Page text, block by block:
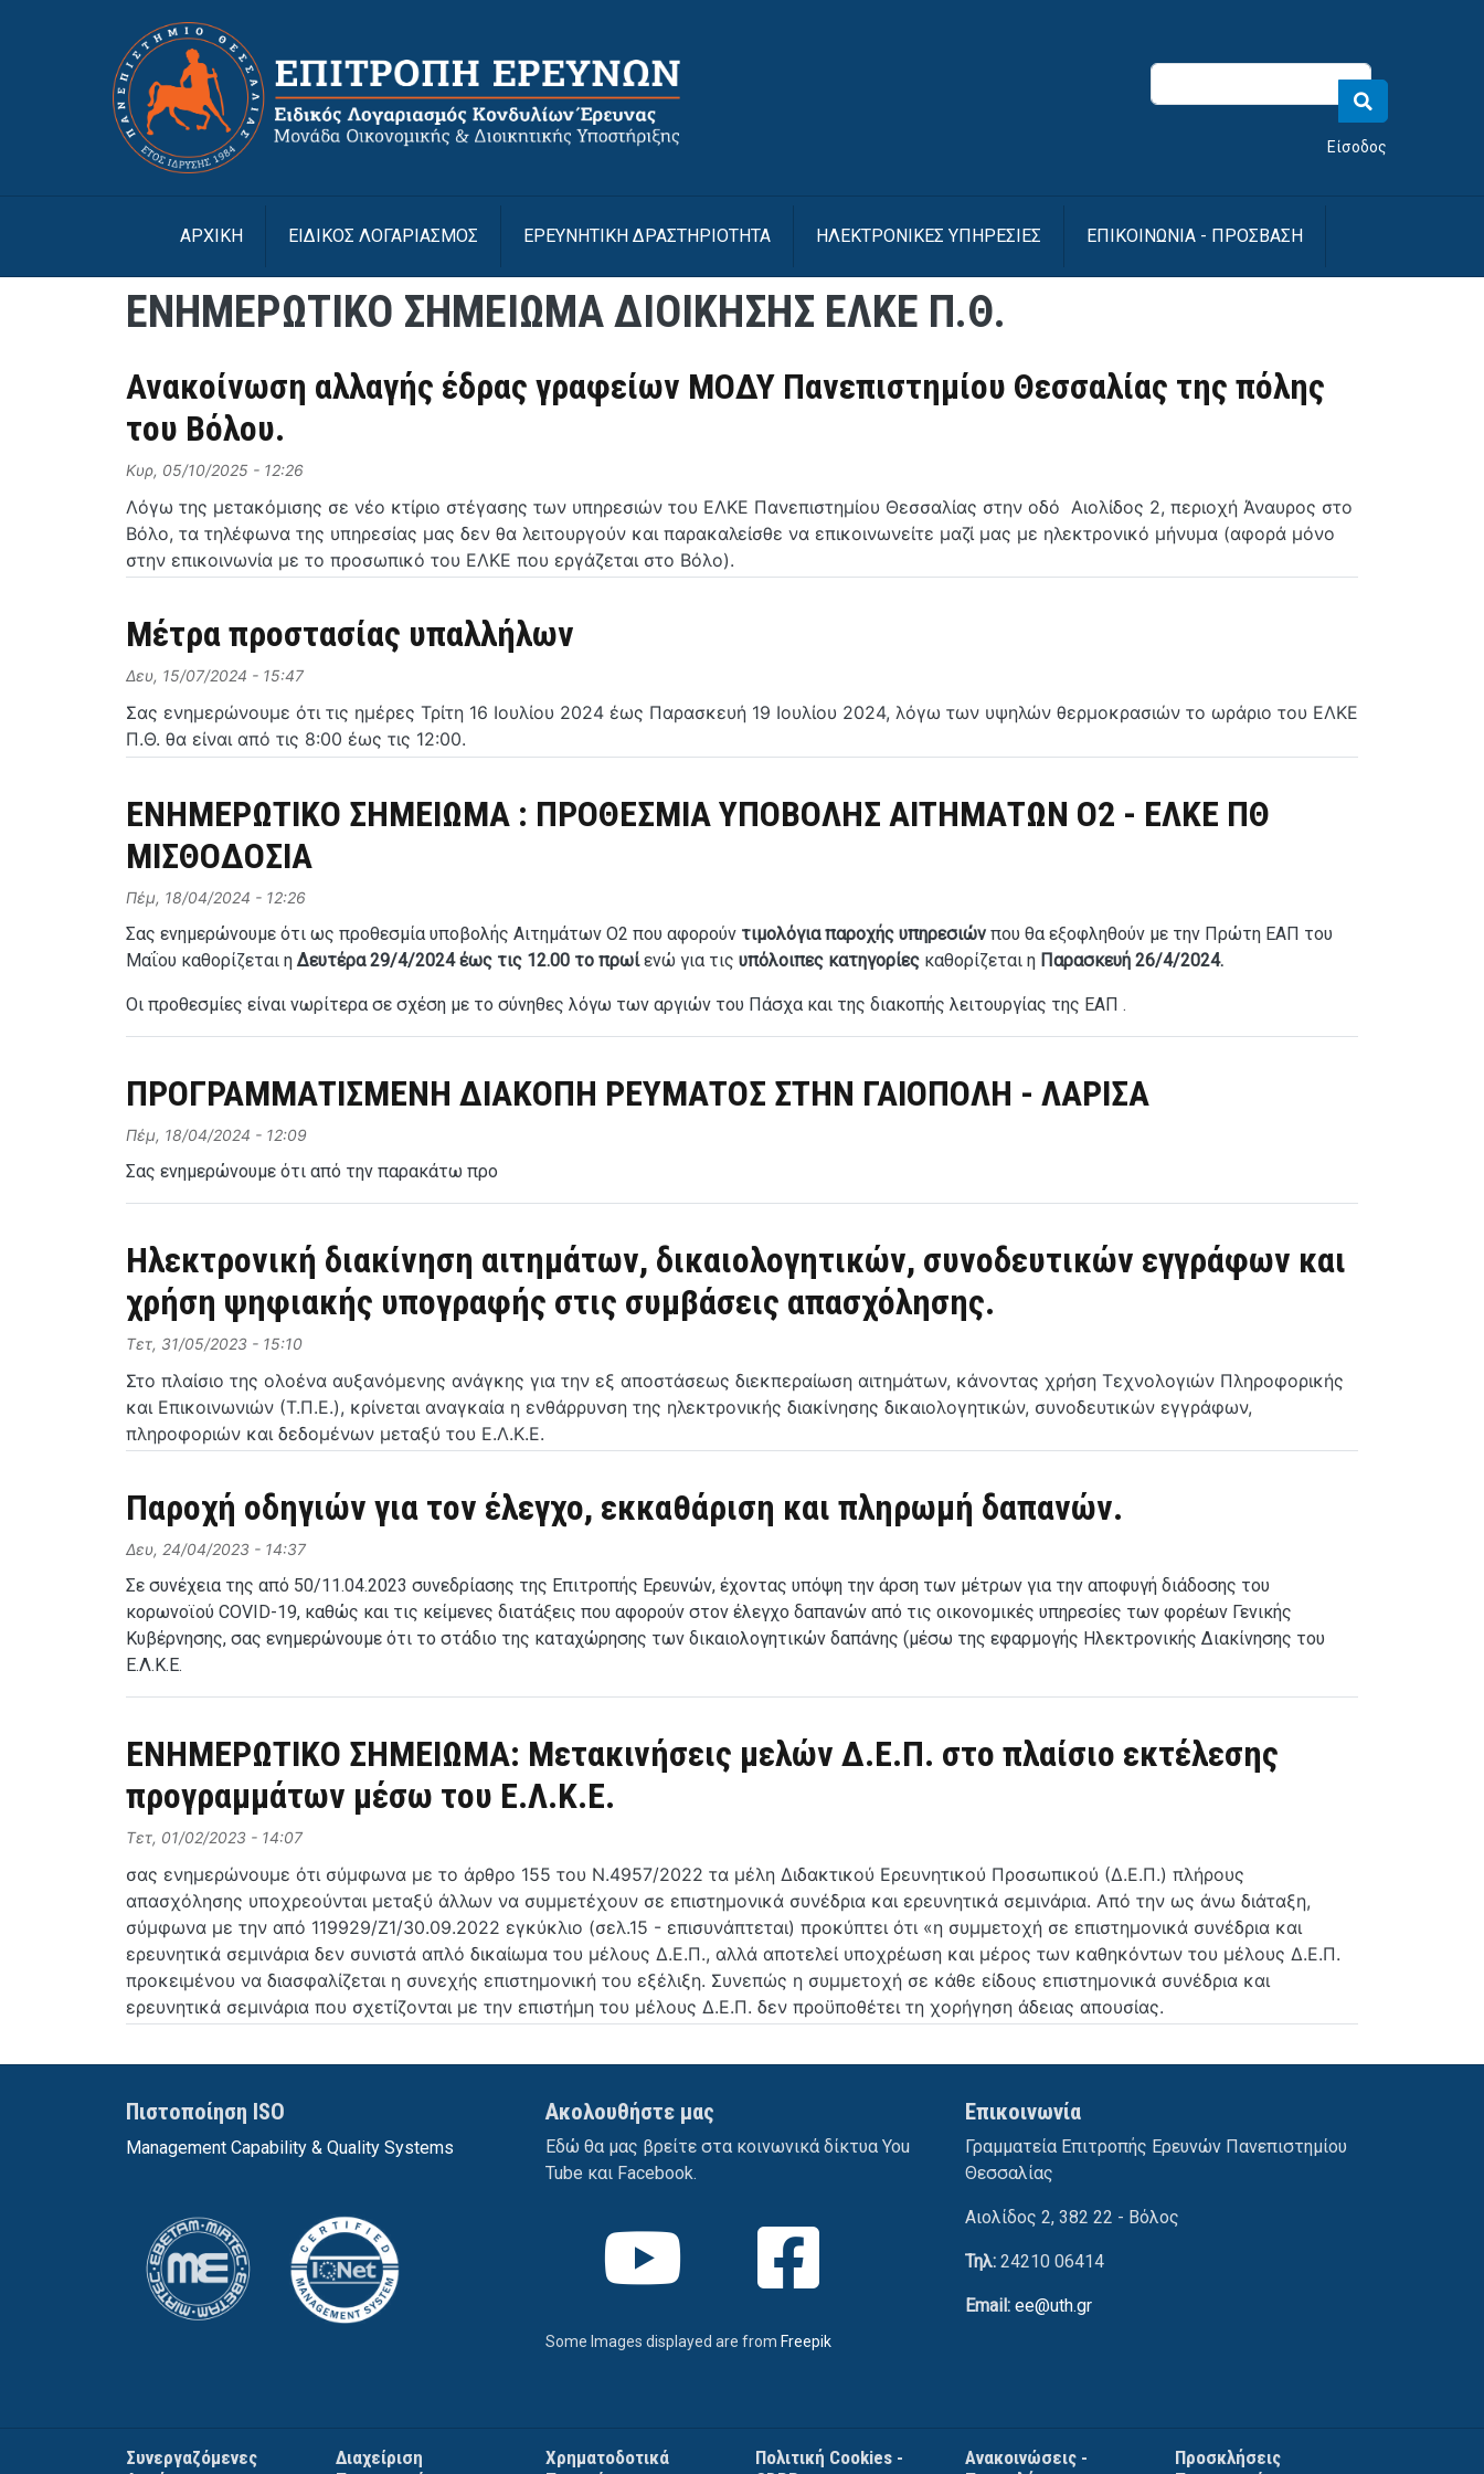
Είσοδος
ΑΡΧΙΚΉ ΕΙΔΙΚΟΣ ΛΟΓΑΡΙΑΣΜΟΣ ΕΡΕΥΝΗΤΙΚΗ ΔΡΑΣΤΗΡΙΟΤΗΤΑ ΗΛΕΚΤΡΟΝΙΚΕΣ ΥΠΗΡΕΣΙΕΣ ΕΠΙΚΟΙΝΩΝΙΑ - ΠΡΟΣΒΑΣΗ
EΝΗΜΕΡΩΤΙΚΟ ΣΗΜΕΙΩΜΑ ΔΙΟΙΚΗΣΗΣ ΕΛΚΕ Π.Θ.
Ανακοίνωση αλλαγής έδρας γραφείων ΜΟΔΥ Πανεπιστημίου Θεσσαλίας της πόλης
του Βόλου.
Κυρ, 05/10/2025 - 12:26
Λόγω της μετακόμισης σε νέο κτίριο στέγασης των υπηρεσιών του ΕΛΚΕ Πανεπιστημίου Θεσσαλίας στην οδό Αιολίδος 2, περιοχή Άναυρος στο
Βόλο, τα τηλέφωνα της υπηρεσίας μας δεν θα λειτουργούν και παρακαλείσθε να επικοινωνείτε μαζί μας με ηλεκτρονικό μήνυμα (αφορά μόνο
στην επικοινωνία με το προσωπικό του ΕΛΚΕ που εργάζεται στο Βόλο).
Μέτρα προστασίας υπαλλήλων
Δευ, 15/07/2024 - 15:47
Σας ενημερώνουμε ότι τις ημέρες Τρίτη 16 Ιουλίου 2024 έως Παρασκευή 19 Ιουλίου 2024, λόγω των υψηλών θερμοκρασιών το ωράριο του ΕΛΚΕ
Π.Θ. θα είναι από τις 8:00 έως τις 12:00.
ΕΝΗΜΕΡΩΤΙΚΟ ΣΗΜΕΙΩΜΑ : ΠΡΟΘΕΣΜΙΑ ΥΠΟΒΟΛΗΣ ΑΙΤΗΜΑΤΩΝ Ο2 - ΕΛΚΕ ΠΘ
ΜΙΣΘΟΔΟΣΙΑ
Πέμ, 18/04/2024 - 12:26
Σας ενημερώνουμε ότι ως προθεσμία υποβολής Αιτημάτων Ο2 που αφορούν τιμολόγια παροχής υπηρεσιών που θα εξοφληθούν με την Πρώτη ΕΑΠ του
Μαΐου καθορίζεται η Δευτέρα 29/4/2024 έως τις 12.00 το πρωίενώ για τις υπόλοιπες κατηγορίες καθορίζεται η Παρασκευή 26/4/2024.
Οι προθεσμίες είναι νωρίτερα σε σχέση με το σύνηθες λόγω των αργιών του Πάσχα και της διακοπής λειτουργίας της ΕΑΠ .
ΠΡΟΓΡΑΜΜΑΤΙΣΜΕΝΗ ΔΙΑΚΟΠΗ ΡΕΥΜΑΤΟΣ ΣΤΗΝ ΓΑΙΟΠΟΛΗ - ΛΑΡΙΣΑ
Πέμ, 18/04/2024 - 12:09
Σας ενημερώνουμε ότι από την παρακάτω προ
Ηλεκτρονική διακίνηση αιτημάτων, δικαιολογητικών, συνοδευτικών εγγράφων και
χρήση ψηφιακής υπογραφής στις συμβάσεις απασχόλησης.
Τετ, 31/05/2023 - 15:10
Στο πλαίσιο της ολοένα αυξανόμενης ανάγκης για την εξ αποστάσεως διεκπεραίωση αιτημάτων, κάνοντας χρήση Τεχνολογιών Πληροφορικής
και Επικοινωνιών (Τ.Π.Ε.), κρίνεται αναγκαία η ενθάρρυνση της ηλεκτρονικής διακίνησης δικαιολογητικών, συνοδευτικών εγγράφων,
πληροφοριών και δεδομένων μεταξύ του Ε.Λ.Κ.Ε.
Παροχή οδηγιών για τον έλεγχο, εκκαθάριση και πληρωμή δαπανών.
Δευ, 24/04/2023 - 14:37
Σε συνέχεια της από 50/11.04.2023 συνεδρίασης της Επιτροπής Ερευνών, έχοντας υπόψη την άρση των μέτρων για την αποφυγή διάδοσης του
κορωνοϊού COVID-19, καθώς και τις κείμενες διατάξεις που αφορούν στον έλεγχο δαπανών από τις οικονομικές υπηρεσίες των φορέων Γενικής
Κυβέρνησης, σας ενημερώνουμε ότι το στάδιο της καταχώρησης των δικαιολογητικών δαπάνης (μέσω της εφαρμογής Ηλεκτρονικής Διακίνησης του
Ε.Λ.Κ.Ε.
EΝΗΜΕΡΩΤΙΚΟ ΣΗΜΕΙΩΜΑ: Μετακινήσεις μελών Δ.Ε.Π. στο πλαίσιο εκτέλεσης
προγραμμάτων μέσω του Ε.Λ.Κ.Ε.
Τετ, 01/02/2023 - 14:07
σας ενημερώνουμε ότι σύμφωνα με το άρθρο 155 του Ν.4957/2022 τα μέλη Διδακτικού Ερευνητικού Προσωπικού (Δ.Ε.Π.) πλήρους
απασχόλησης υποχρεούνται μεταξύ άλλων να συμμετέχουν σε επιστημονικά συνέδρια και ερευνητικά σεμινάρια. Από την ως άνω διάταξη,
σύμφωνα με την από 119929/Ζ1/30.09.2022 εγκύκλιο (σελ.15 - επισυνάπτεται) προκύπτει ότι «η συμμετοχή σε επιστημονικά συνέδρια και
ερευνητικά σεμινάρια δεν συνιστά απλό δικαίωμα του μέλους Δ.Ε.Π., αλλά αποτελεί υποχρέωση και μέρος των καθηκόντων του μέλους Δ.Ε.Π.
προκειμένου να διασφαλίζεται η συνεχής επιστημονική του εξέλιξη. Συνεπώς η συμμετοχή σε κάθε είδους επιστημονικά συνέδρια και
ερευνητικά σεμινάρια που σχετίζονται με την επιστήμη του μέλους Δ.Ε.Π. δεν προϋποθέτει τη χορήγηση άδειας απουσίας.
Πιστοποίηση ISO
Management Capability & Quality Systems
Ακολουθήστε μας
Εδώ θα μας βρείτε στα κοινωνικά δίκτυα You
Tube και Facebook.
Some Images displayed are from Freepik
Επικοινωνία
Γραμματεία Επιτροπής Ερευνών Πανεπιστημίου
Θεσσαλίας
Αιολίδος 2, 382 22 - Βόλος
Τηλ: 24210 06414
Email: ee@uth.gr
Συνεργαζόμενες
Διαχείριση
Χρηματοδοτικά
Πολιτική Cookies -
Ανακοινώσεις -
Προσκλήσεις